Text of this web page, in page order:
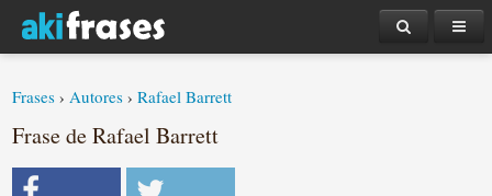
Frases ›Autores ›Rafael Barrett
Frase de Rafael Barrett